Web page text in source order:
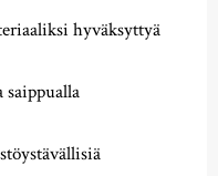
hyväksyttyä
saippualla